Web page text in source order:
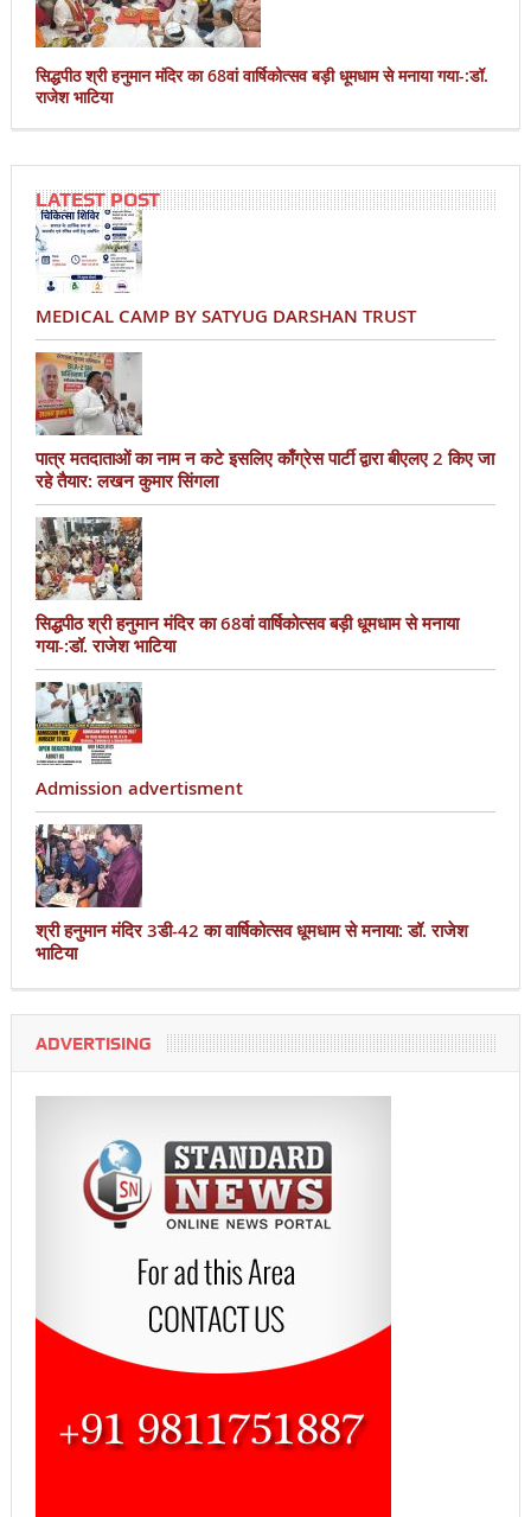
सिद्धपीठ श्री हनुमान मंदिर का 68वां वार्षिकोत्सव बड़ी धूमधाम से मनाया गया-:डॉ.
राजेश भाटिया
LATEST POST
MEDICAL CAMP BY SATYUG DARSHAN TRUST
पात्र मतदाताओं का नाम न कटे इसलिए काँग्रेस पार्टी द्वारा बीएलए 2 किए जा
रहे तैयार: लखन कुमार सिंगला
सिद्धपीठ श्री हनुमान मंदिर का 68वां वार्षिकोत्सव बड़ी धूमधाम से मनाया
गया-:डॉ. राजेश भाटिया
Admission advertisment
श्री हनुमान मंदिर 3डी-42 का वार्षिकोत्सव धूमधाम से मनाया: डॉ. राजेश
भाटिया
ADVERTISING